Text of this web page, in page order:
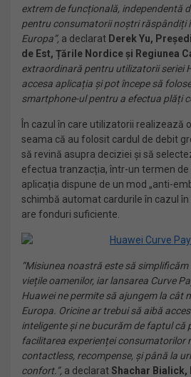
extrem de funcțională, independentă
pentru consumatorii noștri răspândiți
Europa”, a declarat Derek Yu,
de Est, Țările Nordice și Regiunea
extraordinară pentru utilizatorii seriei
accesa aplicația și pot începe să
smartphone-ul pentru a efectua plăți
În cazul în care utilizatorii realizează
seama că au folosit cardul de debit
să revină asupra deciziei și să
efectua tranzacția, într-un termen de
aplicația dispune de un mod „anti-
schimbă automat cardurile în cazul
are fonduri suficiente.
“Misiunea noastră este să
viețile oamenilor, iar lansarea Curve
Huawei ne permite să ajungem la cât
Europa. Oricine ar trebui să aibă
inteligente și ne bucurăm de faptul că
facilitarea experienței consumatorilor
contactless, recompense, și până la
confort.”, a declaratShachar Bialick,